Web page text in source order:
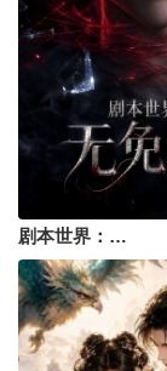
剧本世界：无免之门